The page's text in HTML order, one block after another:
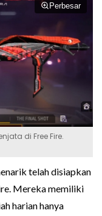
Perbesar
di Free Fire.
telah disiapkan
Mereka memiliki
harian hanya